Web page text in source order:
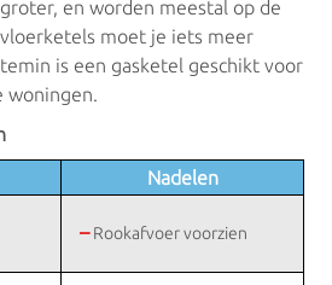
water
en worden meestal op de
moet je iets meer
is een gasketel geschikt voor
woningen.
Nadelen
–Rookafvoer voorzien